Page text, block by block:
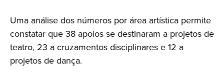
Uma análise dos números por área artística permite
constatar que 38 apoios se destinaram a projetos de
teatro, 23 a cruzamentos disciplinares e 12 a
projetos de dança.